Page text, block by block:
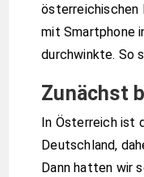
österreichischen
mit Smartphone
durchwinkte. So
Zunächst
In Österreich ist
Deutschland,
Dann hatten wir